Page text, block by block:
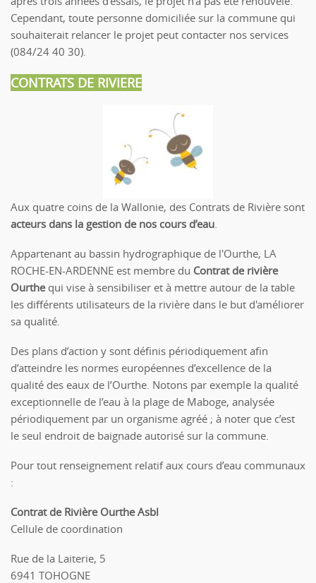
Cependant, toute personne domiciliée sur la commune qui
souhaiterait relancer le projet peut contacter nos services
(084/24 40 30).
CONTRATS DE RIVIERE
Aux quatre coins de la Wallonie, des Contrats de Rivière sont
acteurs dans la gestion de nos cours d’eau.
Appartenant au bassin hydrographique de l'Ourthe, LA
ROCHE-EN-ARDENNE est membre du Contrat de rivière
Ourthe qui vise à sensibiliser et à mettre autour de la table
les différents utilisateurs de la rivière dans le but d'améliorer
sa qualité.
Des plans d’action y sont définis périodiquement afin
d’atteindre les normes européennes d’excellence de la
qualité des eaux de l’Ourthe. Notons par exemple la qualité
exceptionnelle de l’eau à la plage de Maboge, analysée
périodiquement par un organisme agréé ; à noter que c’est
le seul endroit de baignade autorisé sur la commune.
Pour tout renseignement relatif aux cours d’eau communaux
:
Contrat de Rivière Ourthe Asbl
Cellule de coordination
Rue de la Laiterie, 5
6941 TOHOGNE